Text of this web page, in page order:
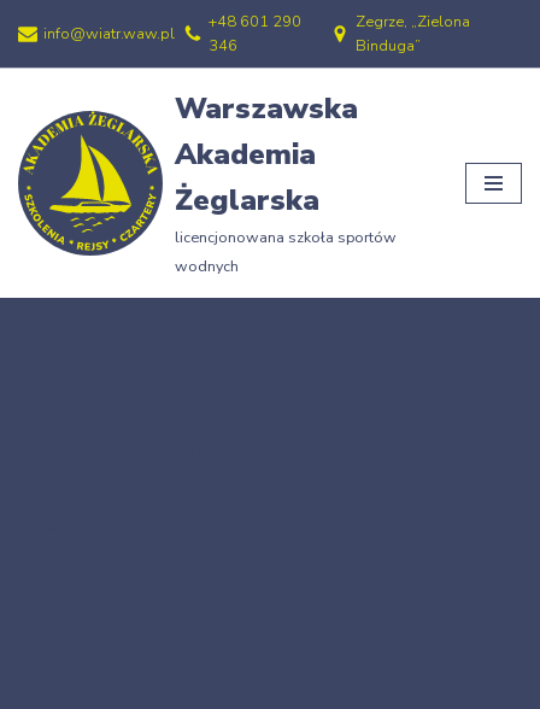
Przejdź
treści
info@wiatr.waw.pl
+48 601 290
346
Zegrze, „Zielona
Binduga”
Warszawska
Akademia
Żeglarska
licencjonowana szkoła sportów
wodnych